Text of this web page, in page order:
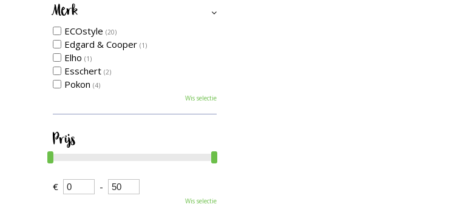
Merk
ECOstyle (20)
Edgard & Cooper (1)
Elho (1)
Esschert (2)
Pokon (4)
Wis selectie
Prijs
€ -
Wis selectie